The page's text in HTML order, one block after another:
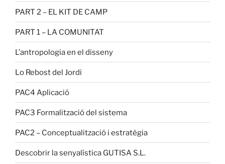
PART 2 – EL KIT DE CAMP
PART 1 – LA COMUNITAT
L’antropologia en el disseny
Lo Rebost del Jordi
PAC4 Aplicació
PAC3 Formalització del sistema
PAC2 – Conceptualització i estratègia
Descobrir la senyalística GUTISA S.L.